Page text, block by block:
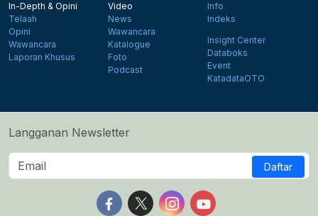
In-Depth & Opini
Telaah
Opini
Wawancara
Laporan Khusus
Video
News
Wawancara
Katalogue
Foto
Podcast
Info
Indeks
Insight Center
Databoks
Event
KatadataOTO
Langganan Newsletter
Daftar
Follow us on Facebook
Follow us on X
Follow us on Instagram
Follow us on